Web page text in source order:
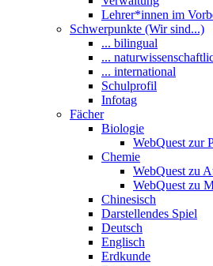
Lehrer*innen im
Schwerpunkte (Wir sind...)
... bilingual
...
... international
Schulprofil
Infotag
Fächer
Biologie
WebQuest zur
Chemie
WebQuest zu
WebQuest zu
Chinesisch
Darstellendes Spiel
Deutsch
Englisch
Erdkunde